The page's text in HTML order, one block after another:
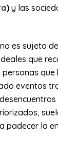
) y las
es sujeto
que
personas que
eventos
padecer la